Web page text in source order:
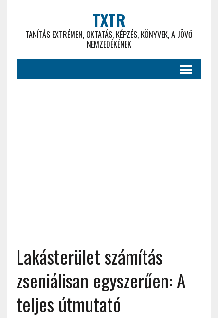
TXTR
TANÍTÁS EXTRÉMEN, OKTATÁS, KÉPZÉS, KÖNYVEK, A JÖVŐ
NEMZEDÉKÉNEK
Lakásterület számítás
zseniálisan egyszerűen: A
teljes útmutató